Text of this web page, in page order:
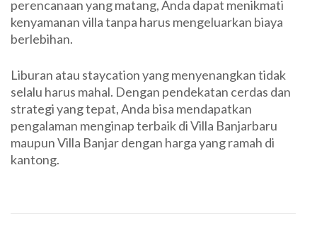
perencanaan yang matang, Anda dapat menikmati
kenyamanan villa tanpa harus mengeluarkan biaya
berlebihan.
Liburan atau staycation yang menyenangkan tidak
selalu harus mahal. Dengan pendekatan cerdas dan
strategi yang tepat, Anda bisa mendapatkan
pengalaman menginap terbaik di Villa Banjarbaru
maupun Villa Banjar dengan harga yang ramah di
kantong.